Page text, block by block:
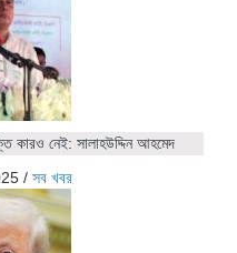
কারও নেই: সালাহউদ্দিন আহমেদ
/ সব খবর